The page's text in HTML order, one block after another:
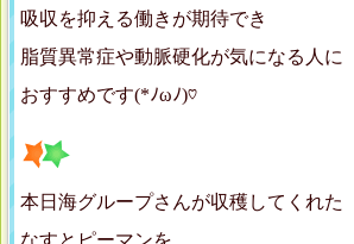
吸収を抑える働きが期待でき
脂質異常症や動脈硬化が気になる人に
おすすめです(*ﾉωﾉ)♡
本日海グループさんが収穫してくれた